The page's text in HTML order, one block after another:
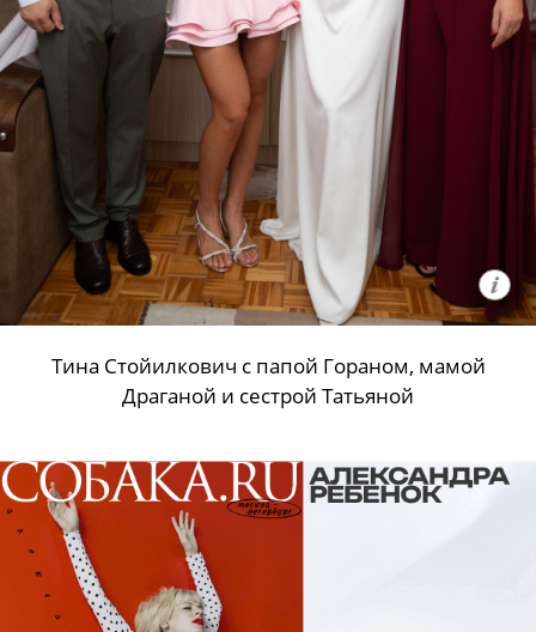
Тина Стойилкович с папой Гораном, мамой
Драганой и сестрой Татьяной